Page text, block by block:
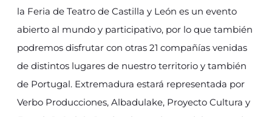
la Feria de Teatro de Castilla y León es un evento
abierto al mundo y participativo, por lo que también
podremos disfrutar con otras 21 compañías venidas
de distintos lugares de nuestro territorio y también
de Portugal. Extremadura estará representada por
Verbo Producciones, Albadulake, Proyecto Cultura y